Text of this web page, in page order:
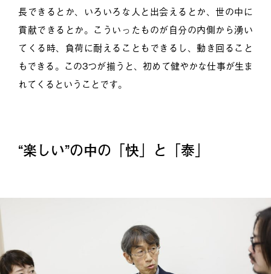
長できるとか、いろいろな人と出会えるとか、世の中に
貢献できるとか。こういったものが自分の内側から湧い
てくる時、負荷に耐えることもできるし、動き回ること
もできる。この3つが揃うと、初めて健やかな仕事が生ま
れてくるということです。
“楽しい”の中の「快」と「泰」